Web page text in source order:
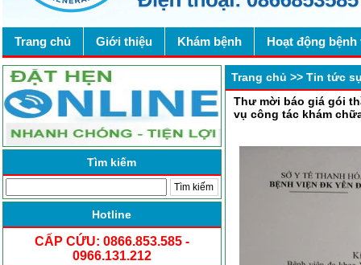
Trang chủ Giới thiệu Khám bệnh Hoạt động bệnh
Tìm kiếm
Hotline
CẤP CỨU: 0866.853.585 -
0966.131.212
Trang chủ >> Tin tức
Thư mời báo giá gói
vụ công tác khám